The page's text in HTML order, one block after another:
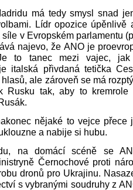
má tedy smysl snad
Lídr opozice úpěnlivě
v Evropském parlamentu
najevo, že ANO je
to tanec mezi vajec,
italská přivdaná tetička
ale zároveň se má
Rusku tak, aby to kremrole
nějaké to vejce přece
a nabije si hubu.
na domácí scéně se
Černochové proti
dronů pro Ukrajinu.
s vybranými soudruhy z